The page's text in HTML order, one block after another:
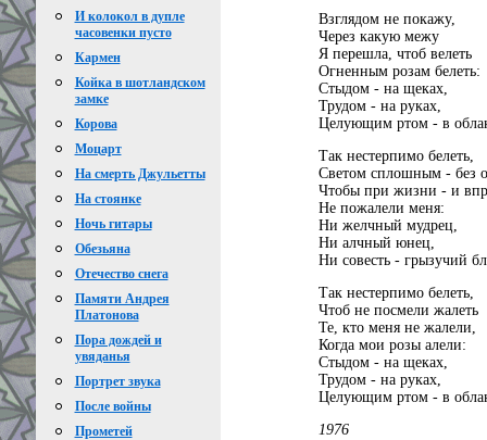
И колокол в дупле
часовенки пусто
Кармен
Койка в шотландском
замке
Корова
Моцарт
На смерть Джульетты
На стоянке
Ночь гитары
Обезьяна
Отечество снега
Памяти Андрея
Платонова
Пора дождей и
увяданья
Портрет звука
После войны
Прометей
Взглядом не покажу,
Через какую межу
Я перешла, чтоб велеть
Огненным розам белеть:
Стыдом - на щеках,
Трудом - на руках,
Целующим ртом - в
Так нестерпимо белеть,
Светом сплошным - без
Чтобы при жизни - и
Не пожалели меня:
Ни желчный мудрец,
Ни алчный юнец,
Ни совесть - грызучий
Так нестерпимо белеть,
Чтоб не посмели жалеть
Те, кто меня не жалели,
Когда мои розы алели:
Стыдом - на щеках,
Трудом - на руках,
Целующим ртом - в
1976